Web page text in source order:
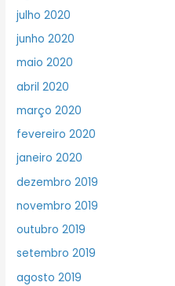
julho 2020
junho 2020
maio 2020
abril 2020
março 2020
fevereiro 2020
janeiro 2020
dezembro 2019
novembro 2019
outubro 2019
setembro 2019
agosto 2019